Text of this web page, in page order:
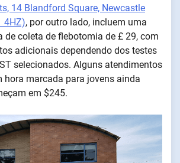
14 Blandford Square, Newcastle
4HZ), por outro lado, incluem uma
de coleta de flebotomia de £ 29, com
adicionais dependendo dos testes
selecionados. Alguns atendimentos
hora marcada para jovens ainda
em $245.